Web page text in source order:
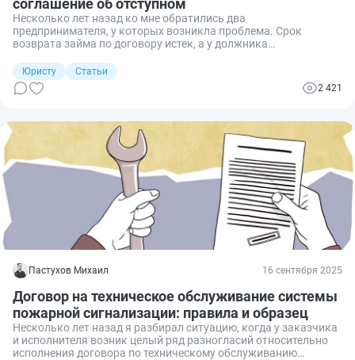
Несколько лет назад ко мне обратились два
предпринимателя, у которых возникла проблема. Срок
возврата займа по договору истек, а у должника
ликвидной недвижимостью. Стороны интересовала
возможность, как одновременно и «простить» долг, и в счет
него передать такую недвижимость. Было найдено самое
соглашения об отступном. Что это такое и как правильно
оформить такой договор — рассказываю подробно.
Юристу
Статьи
2 421
Пастухов Михаил 16 сентября 2025
Договор на техническое обслуживание системы
пожарной сигнализации: правила и образец
Несколько лет назад я разбирал ситуацию, когда у заказчика
и исполнителя возник целый ряд разногласий относительно
исполнения договора по техническому обслуживанию